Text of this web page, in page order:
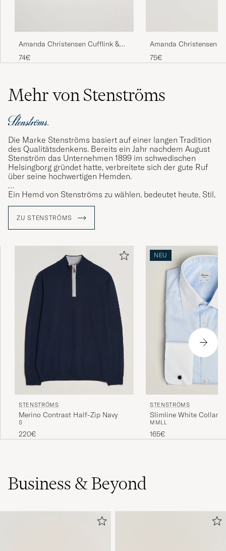
Amanda Christensen Cufflink &
Shirt Studs Set White/Silver
74€
Amanda Christensen
Shirt Studs Set Gold
75€
Mehr von Stenströms
Die Marke Stenströms basiert auf einer langen Tradition
des Qualitätsdenkens. Bereits ein Jahr nachdem August
Stenström das Unternehmen 1899 im schwedischen
Helsingborg gründet hatte, verbreitete sich der gute Ruf
über seine hochwertigen Hemden.
Ein Hemd von Stenströms zu wählen, bedeutet heute, Stil,
Jedes Hemd besteht aus 23 sorgfältig ausgeschnittenen
Teilen, die vor ihrer Fertigstellung mindestens 60
verschiedene Arbeitsschritte durchlaufen und kritischen
ZU STENSTRÖMS
STENSTRÖMS
Merino Contrast Half-Zip Navy
S
220€
NEU
STENSTRÖMS
Slimline White Collar
Shirt Blue
M ML L
165€
Business & Beyond